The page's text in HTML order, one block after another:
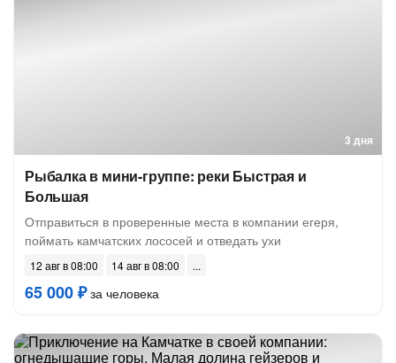
3 дня
Рыбалка в мини-группе: реки Быстрая и
Большая
Отправиться в проверенные места в компании егеря,
поймать камчатских лососей и отведать ухи
12 авг в 08:00 14 авг в 08:00
65 000 ₽за человека